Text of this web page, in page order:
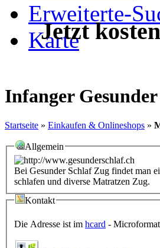
Erweiterte-
Karte
Jetzt
Infanger
Startseite » Einkaufen & Onlineshops »
Allgemein
Bei Gesunder Schlaf Zug findet man
schlafen und diverse Matratzen Zug.
Kontakt
Die Adresse ist im hcard -